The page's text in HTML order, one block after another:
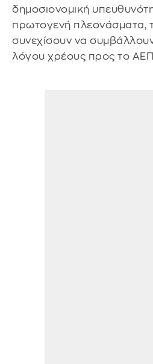
δημοσιονομική
πρωτογενή πλεονάσματα,
συνεχίσουν να
λόγου χρέους προς το